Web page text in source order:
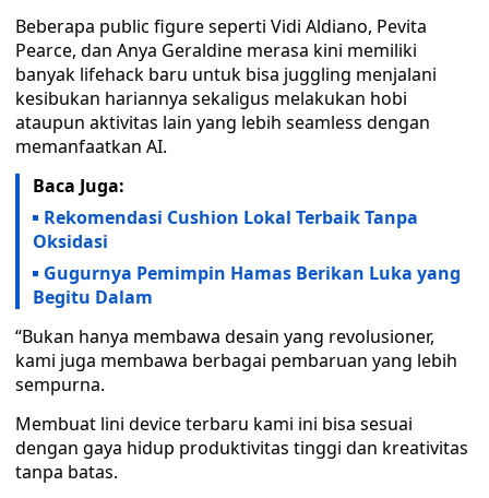
Beberapa public figure seperti Vidi Aldiano, Pevita
Pearce, dan Anya Geraldine merasa kini memiliki
banyak lifehack baru untuk bisa juggling menjalani
kesibukan hariannya sekaligus melakukan hobi
ataupun aktivitas lain yang lebih seamless dengan
memanfaatkan AI.
Baca Juga:
Rekomendasi Cushion Lokal Terbaik Tanpa
Oksidasi
Gugurnya Pemimpin Hamas Berikan Luka yang
Begitu Dalam
“Bukan hanya membawa desain yang revolusioner,
kami juga membawa berbagai pembaruan yang lebih
sempurna.
Membuat lini device terbaru kami ini bisa sesuai
dengan gaya hidup produktivitas tinggi dan kreativitas
tanpa batas.